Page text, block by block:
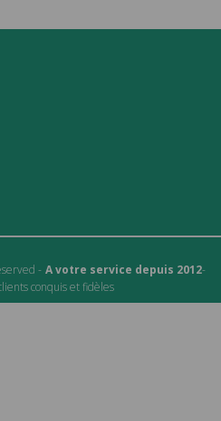
- A votre service depuis 2012-
conquis et fidèles